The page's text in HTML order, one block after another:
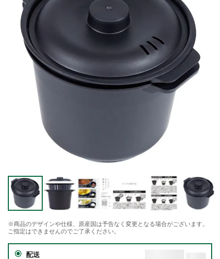
※商品のデザインや仕様、原産国は予告なく変更となる場合がございます。
ご指定はできませんのでご了承ください。
配送